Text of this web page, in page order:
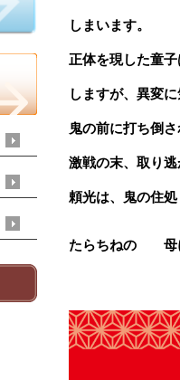
しまいます。
正体を現した童
しますが、 異変
鬼の前に打ち倒
激戦の末、 取り
頼光は、鬼の住
たらちねの